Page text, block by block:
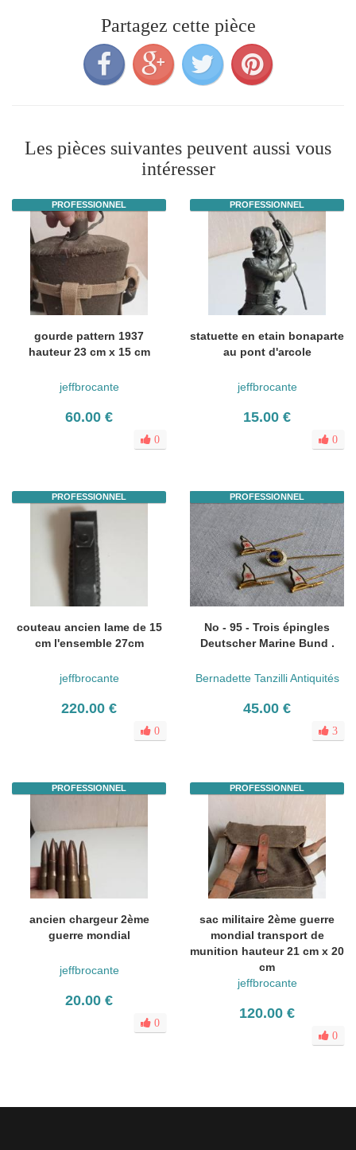
Partagez cette pièce
Les pièces suivantes peuvent aussi vous
intéresser
PROFESSIONNEL
gourde pattern 1937
hauteur 23 cm x 15 cm
jeffbrocante
60.00 €
0
PROFESSIONNEL
statuette en etain bonaparte
au pont d'arcole
jeffbrocante
15.00 €
0
PROFESSIONNEL
couteau ancien lame de 15
cm l'ensemble 27cm
jeffbrocante
220.00 €
0
PROFESSIONNEL
No - 95 - Trois épingles
Deutscher Marine Bund .
Bernadette Tanzilli Antiquités
45.00 €
3
PROFESSIONNEL
ancien chargeur 2ème
guerre mondial
jeffbrocante
20.00 €
0
PROFESSIONNEL
sac militaire 2ème guerre
mondial transport de
munition hauteur 21 cm x 20
cm
jeffbrocante
120.00 €
0